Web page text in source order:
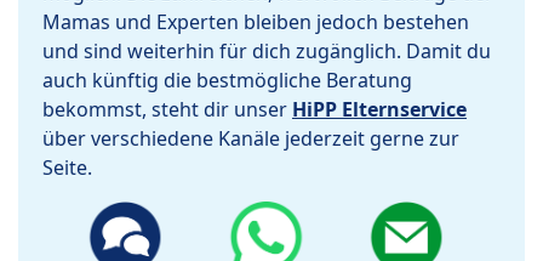
Mamas und Experten bleiben jedoch bestehen
und sind weiterhin für dich zugänglich. Damit du
auch künftig die bestmögliche Beratung
bekommst, steht dir unser HiPP Elternservice
über verschiedene Kanäle jederzeit gerne zur
Seite.